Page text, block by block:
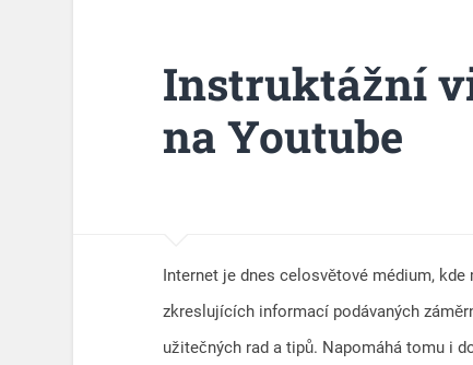
Instruktážní
na Youtube
Internet je dnes celosvětové médium,
zkreslujících informací podávaných
užitečných rad a tipů. Napomáhá tomu i